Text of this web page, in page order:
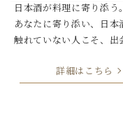
日本酒が料理に寄り添う
あなたに寄り添い、日
触れていない人こそ、出
詳細はこちら